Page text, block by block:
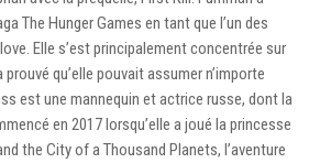
The Hunger Games en tant que l’un des
Elle s’est principalement concentrée sur
prouvé qu’elle pouvait assumer n’importe
est une mannequin et actrice russe, dont la
en 2017 lorsqu’elle a joué la princesse
the City of a Thousand Planets, l’aventure